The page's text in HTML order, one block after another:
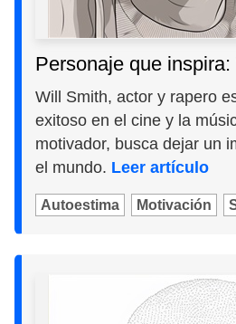
Personaje que
Will Smith, actor y rapero
exitoso en el cine y la
motivador, busca dejar un
el mundo. Leer artículo
Autoestima Motivación